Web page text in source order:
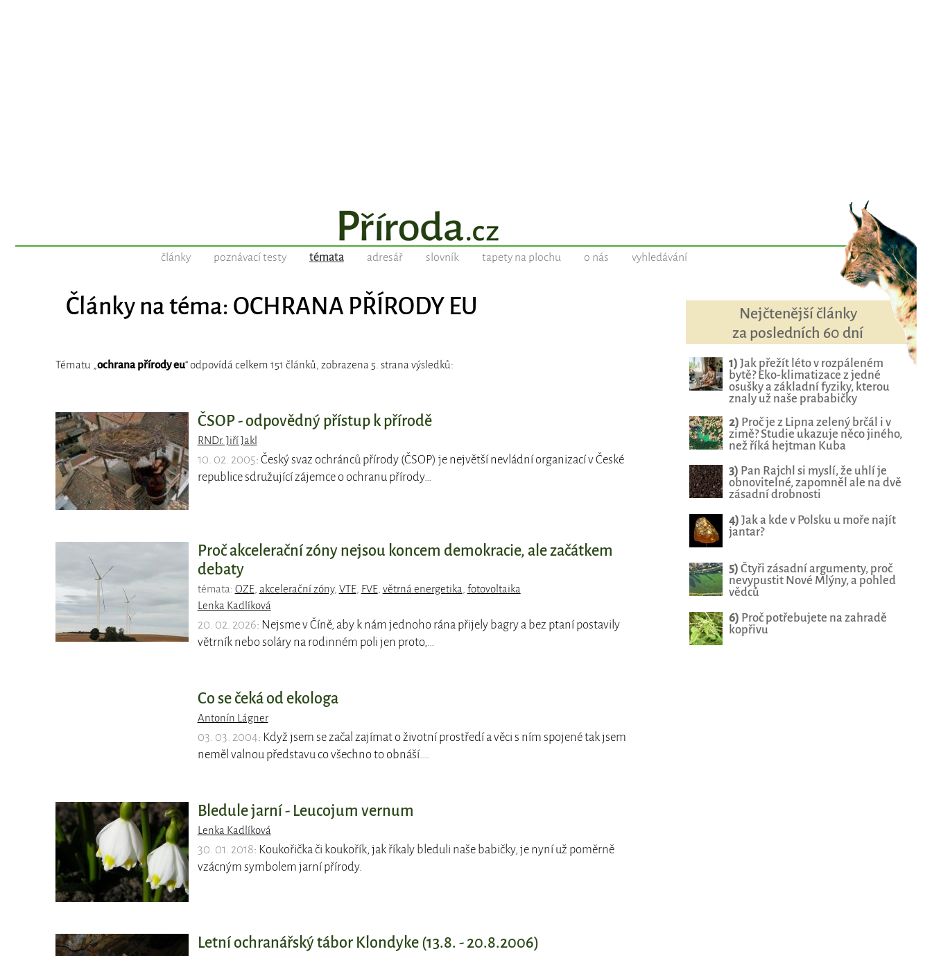
články poznávací testy témata adresář slovník tapety na plochu o nás vyhledávání
Články na téma: OCHRANA PŘÍRODY EU
Tématu „ ochrana přírody eu“ odpovídá celkem 151 článků, zobrazena 5. strana výsledků:
ČSOP - odpovědný přístup k přírodě
RNDr. Jiří Jakl
10. 02. 2005: Český svaz ochránců přírody (ČSOP) je největší nevládní organizací v České
republice sdružující zájemce o ochranu přírody…
Proč akcelerační zóny nejsou koncem demokracie, ale začátkem
debaty
témata: OZE, akcelerační zóny, VTE, FVE, větrná energetika fotovoltaika
Lenka Kadlíková
20. 02. 2026: Nejsme v Číně, aby k nám jednoho rána přijely bagry a bez ptaní postavily
větrník nebo soláry na rodinném poli jen proto,…
Co se čeká od ekologa
Antonín Lágner
03. 03. 2004: Když jsem se začal zajímat o životní prostředí a věci s ním spojené tak jsem
neměl valnou představu co všechno to obnáší.…
Bledule jarní - Leucojum vernum
Lenka Kadlíková
30. 01. 2018: Koukořička či koukořík, jak říkaly bleduli naše babičky, je nyní už poměrně
vzácným symbolem jarní přírody.
Letní ochranářský tábor Klondyke (13.8. - 20.8.2006)
Nejčtenější články
za posledních 60 dní
1) Jak přežít léto v rozpáleném
bytě? Eko-klimatizace z jedné
osušky a základní fyziky, kterou
znaly už naše prababičky
2) Proč je z Lipna zelený brčál i v
zimě? Studie ukazuje něco jiného,
než říká hejtman Kuba
3) Pan Rajchl si myslí, že uhlí je
obnovitelné, zapomněl ale na dvě
zásadní drobnosti
4) Jak a kde v Polsku u moře najít
jantar?
5) Čtyři zásadní argumenty, proč
nevypustit Nové Mlýny, a pohled
vědců
6) Proč potřebujete na zahradě
kopřivu